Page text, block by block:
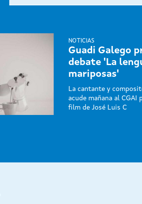
NOTICIAS
Guadi Galego
debate 'La
mariposas'
La cantante y
acude mañana al CGAI
film de José Luis C